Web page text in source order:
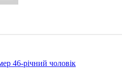
46-річний чоловік